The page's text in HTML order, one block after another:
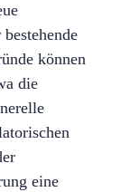
können
die
eine